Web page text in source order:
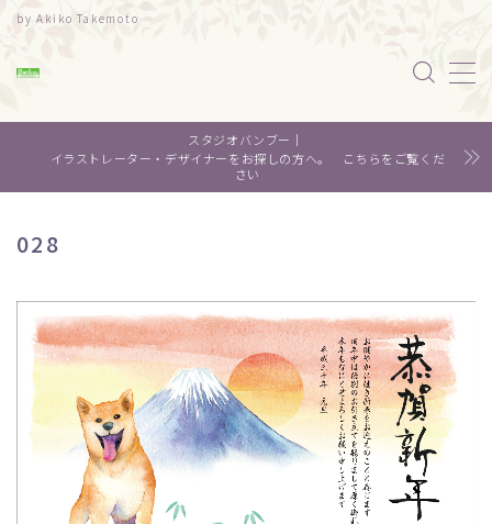
by Akiko Takemoto
MENU
水彩｜食べ物
デザイン
About me
Contact
スタジオバンブー｜
イラストレーター・デザイナーをお探しの方へ。 こちらをご覧くだ
さい
028